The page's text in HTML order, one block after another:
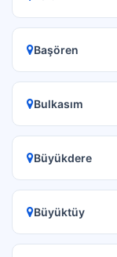
Başören
Bulkasım
Büyükdere
Büyüktüy